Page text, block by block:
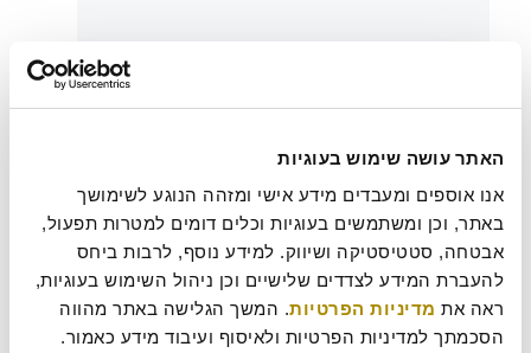
האתר עושה שימוש בעוגיות
ראה את מדיניות הפרטיות
הסכמתך למדיניות הפרטיות ולאיסוף ועיבוד מידע כאמור.
בעת שליחת טופס זה אני מאשר/ת כי קראתי אתמדיניות
הפרטיות של רולדין
?